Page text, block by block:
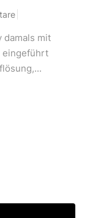
damals mit
eingeführt